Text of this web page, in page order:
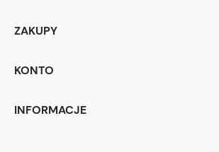
ZAKUPY
KONTO
INFORMACJE